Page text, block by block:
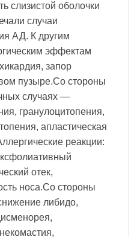
слизистой оболочки
случаи
АД. К другим
эффектам
запор
пузыре.Со стороны
случаях —
гранулоцитопения,
апластическая
реакции:
отек,
носа.Со стороны
либидо,